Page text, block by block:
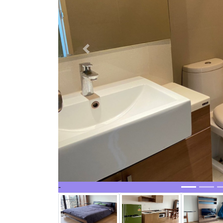
Previous